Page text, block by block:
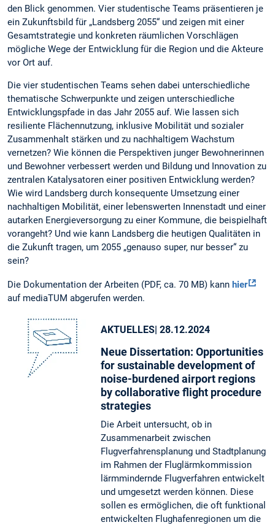
den Blick genommen. Vier studentische Teams präsentieren je
ein Zukunftsbild für „Landsberg 2055“ und zeigen mit einer
Gesamtstrategie und konkreten räumlichen Vorschlägen
mögliche Wege der Entwicklung für die Region und die Akteure
vor Ort auf.
Die vier studentischen Teams sehen dabei unterschiedliche
thematische Schwerpunkte und zeigen unterschiedliche
Entwicklungspfade in das Jahr 2055 auf. Wie lassen sich
resiliente Flächennutzung, inklusive Mobilität und sozialer
Zusammenhalt stärken und zu nachhaltigem Wachstum
vernetzen? Wie können die Perspektiven junger Bewohnerinnen
und Bewohner verbessert werden und Bildung und Innovation zu
zentralen Katalysatoren einer positiven Entwicklung werden?
Wie wird Landsberg durch konsequente Umsetzung einer
nachhaltigen Mobilität, einer lebenswerten Innenstadt und einer
autarken Energieversorgung zu einer Kommune, die beispielhaft
vorangeht? Und wie kann Landsberg die heutigen Qualitäten in
die Zukunft tragen, um 2055 „genauso super, nur besser“ zu
sein?
Die Dokumentation der Arbeiten (PDF, ca. 70 MB) kann hier
auf mediaTUM abgerufen werden.
AKTUELLES | 28.12.2024
Neue Dissertation: Opportunities
for sustainable development of
noise-burdened airport regions
by collaborative flight procedure
strategies
Die Arbeit untersucht, ob in
Zusammenarbeit zwischen
Flugverfahrensplanung und Stadtplanung
im Rahmen der Fluglärmkommission
lärmmindernde Flugverfahren entwickelt
und umgesetzt werden können. Diese
sollen es ermöglichen, die oft funktional
entwickelten Flughafenregionen um die